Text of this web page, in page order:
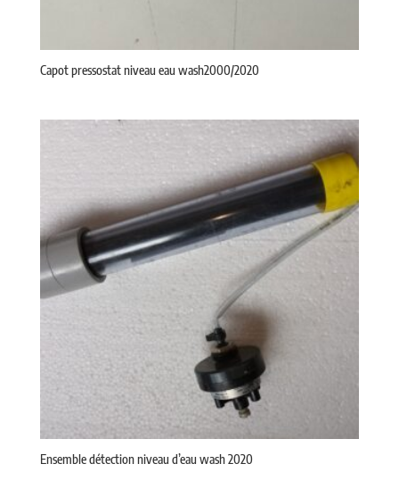
Capot pressostat niveau eau wash2000/2020
Ensemble détection niveau d’eau wash 2020